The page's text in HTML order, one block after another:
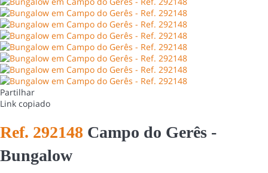
Partilhar
Link copiado
Ref. 292148 Campo do Gerês -
Bungalow